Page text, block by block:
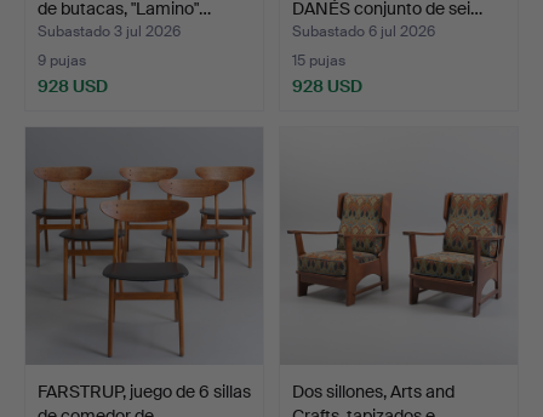
de butacas, "Lamino"…
Subastado 3 jul 2026
9 pujas
928 USD
DANÉS conjunto de sei…
Subastado 6 jul 2026
15 pujas
928 USD
FARSTRUP, juego de 6 sillas
Dos sillones, Arts and